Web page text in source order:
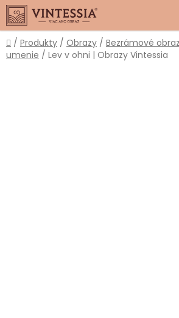
Prejsť
na
obsah
Domov
/ Produkty / Obrazy / Bezrámové
umenie / Lev v ohni | Obrazy Vintessia